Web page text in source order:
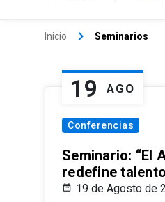
Inicio keyboard_arrow_right Seminarios
19 AGO
Conferencias
Seminario: “El
redefine
19 de Agosto de